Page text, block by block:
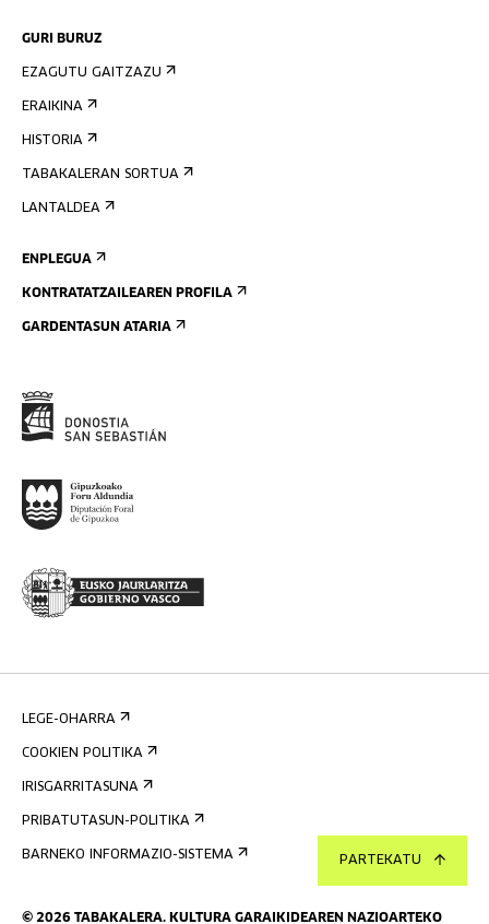
PARTEKATU
GURI BURUZ
EZAGUTU GAITZAZU
ERAIKINA
HISTORIA
TABAKALERAN SORTUA
LANTALDEA
ENPLEGUA
KONTRATATZAILEAREN PROFILA
GARDENTASUN ATARIA
© 2026 TABAKALERA. KULTURA GARAIKIDEAREN NAZIOARTEKO
LEGE-OHARRA
COOKIEN POLITIKA
IRISGARRITASUNA
PRIBATUTASUN-POLITIKA
BARNEKO INFORMAZIO-SISTEMA